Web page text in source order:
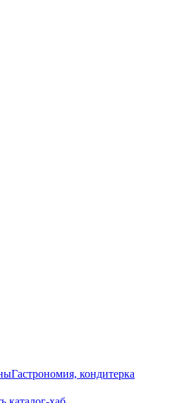
Гастрономия, кондитерка